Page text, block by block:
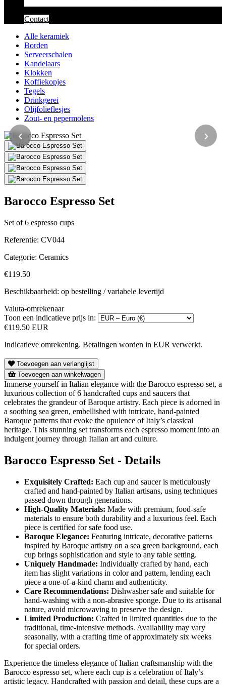
Contact
Alle keramiek
Borden
Serveerschalen
Kandelaars
Klokken
Koffiekopjes
Tegels
Drinkgerei
Olijfolieflesjes
Zout- en pepermolens
‹ ›
Barocco Espresso Set
Set of 6 espresso cups
Referentie: CV044
Categorie: Ceramics
€119.50
Beschikbaarheid: op bestelling / variabele levertijd
Valuta-omrekenaar
Toon een indicatieve prijs in:
€119.50 EUR
Indicatieve omrekening. Betalingen worden in EUR verwerkt.
Toevoegen aan verlanglijst
Toevoegen aan winkelwagen
Immerse yourself in Italian elegance with the Barocco espresso set, a
luxurious collection of 6 handcrafted cups and saucers that
celebrates the grandeur of Baroque artistry. Each piece is adorned in
a soothing sea green, embellished with intricate, hand-painted
Baroque patterns that evoke the opulence of Italy’s classical
heritage. This stunning set transforms each espresso moment into an
indulgent journey through Italian art and culture.
Barocco Espresso Set - Details
Exquisitely Crafted: Each cup and saucer is meticulously
crafted and hand-painted by Italian artisans, using techniques
passed down through generations.
High-Quality Materials: Made with premium, food-safe
materials to ensure both durability and a luxurious feel. Each
piece is certified for safe food use.
Baroque Elegance: Featuring intricate, decorative patterns
inspired by Baroque artistry on a sea green background, each
cup brings sophistication and style to any table setting.
Uniquely Handmade: Individually crafted by hand, each
item has slight variations in color and pattern, lending each
piece a one-of-a-kind charm and authenticity.
Care Recommendations: Dishwasher safe and suitable for
hand-washing with a non-abrasive sponge. Due to its artisanal
nature, avoid microwaving to preserve the design.
Limited Production: Crafted in limited quantities due to the
traditional, time-intensive methods. Availability may vary
seasonally, with a crafting time of approximately six weeks
for special orders.
Experience the timeless elegance of Italian craftsmanship with the
Barocco espresso set, where each cup is a celebration of Italy’s
artistic legacy. Handcrafted with passion and detail, these cups are a